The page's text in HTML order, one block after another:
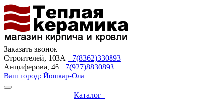
Заказать звонок
Строителей, 103А +7(8362)330893
Анциферова, 46 +7(927)8830893
Ваш город: Йошкар-Ола
Каталог